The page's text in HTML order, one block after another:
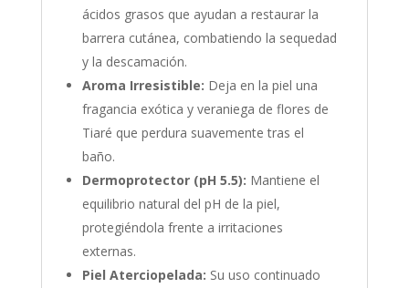
ácidos grasos que ayudan a restaurar la
barrera cutánea, combatiendo la sequedad
y la descamación.
Aroma Irresistible: Deja en la piel una
fragancia exótica y veraniega de flores de
Tiaré que perdura suavemente tras el
baño.
Dermoprotector (pH 5.5): Mantiene el
equilibrio natural del pH de la piel,
protegiéndola frente a irritaciones
externas.
Piel Aterciopelada: Su uso continuado